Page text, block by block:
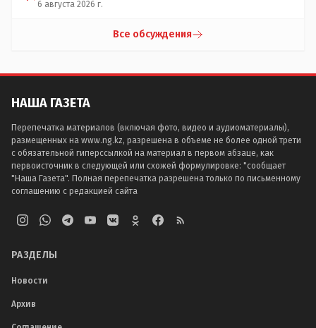
6 августа 2026 г.
Все обсуждения
НАША ГАЗЕТА
Перепечатка материалов (включая фото, видео и аудиоматериалы),
размещенных на www.ng.kz, разрешена в объеме не более одной трети
с обязательной гиперссылкой на материал в первом абзаце, как
первоисточник в следующей или схожей формулировке: "сообщает
"Наша Газета". Полная перепечатка разрешена только по письменному
соглашению с редакцией сайта
РАЗДЕЛЫ
Новости
Архив